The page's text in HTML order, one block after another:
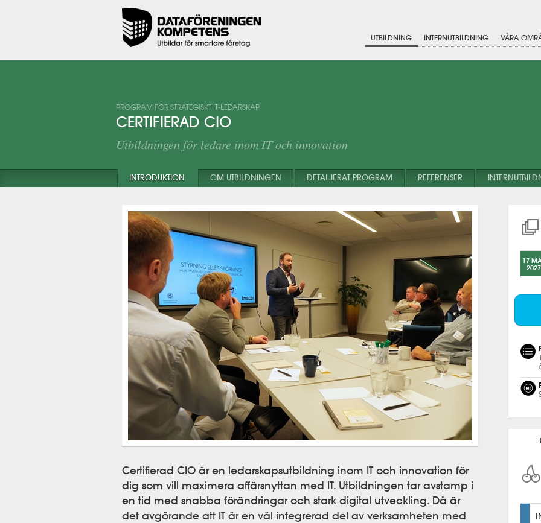
UTBILDNING INTERNUTBILDNING VÅRA
PROGRAM FÖR STRATEGISKT IT-LEDARSKAP
CERTIFIERAD CIO
Utbildningen för ledare inom IT och innovation
INTRODUKTION OM UTBILDNINGEN DETALJERAT PROGRAM REFERENSER
Certifierad CIO är en ledarskapsutbildning inom IT och innovation för
dig som vill maximera affärsnyttan med IT. Utbildningen tar avstamp i
en tid med snabba förändringar och stark digital utveckling. Då är
det avgörande att IT är en väl integrerad del av verksamheten med
17
2027